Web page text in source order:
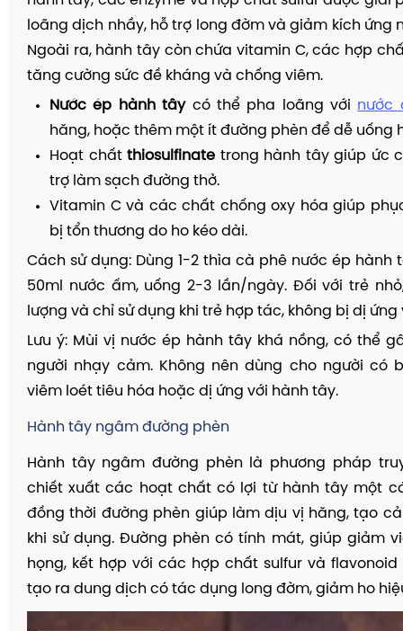
loãng dịch nhầy, hỗ trợ long đờm và giảm kích ứng
Ngoài ra, hành tây còn chứa vitamin C, các hợp
tăng cường sức đề kháng và chống viêm.
Nước ép hành tâycó thể pha loãng với nước
hăng, hoặc thêm một ít đường phèn để dễ uống
Hoạt chấtthiosulfinate trong hành tây giúp ức
trợ làm sạch đường thở.
Vitamin C và các chất chống oxy hóa giúp
bị tổn thương do ho kéo dài.
Cách sử dụng: Dùng 1-2 thìa cà phê nước ép hành
50ml nước ấm, uống 2-3 lần/ngày. Đối với trẻ
lượng và chỉ sử dụng khi trẻ hợp tác, không bị dị ứng
Lưu ý: Mùi vị nước ép hành tây khá nồng, có thể
người nhạy cảm. Không nên dùng cho người có
viêm loét tiêu hóa hoặc dị ứng với hành tây.
Hành tây ngâm đường phèn
Hành tây ngâm đường phèn là phương pháp
chiết xuất các hoạt chất có lợi từ hành tây một
đồng thời đường phèn giúp làm dịu vị hăng, tạo
khi sử dụng. Đường phèn có tính mát, giúp giảm
họng, kết hợp với các hợp chất sulfur và
tạo ra dung dịch có tác dụng long đờm, giảm ho